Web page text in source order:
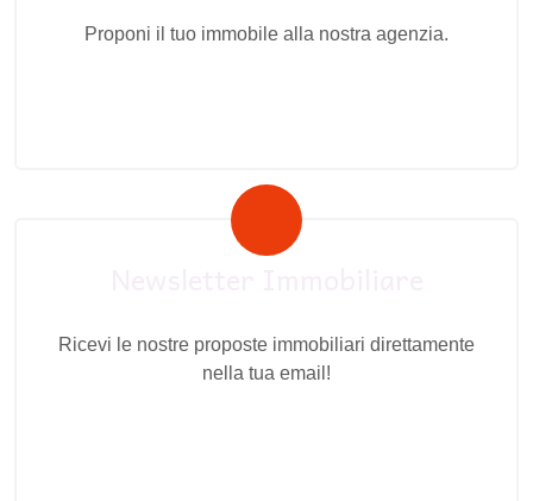
Proponi il tuo immobile alla nostra agenzia.
Ricevi le nostre proposte immobiliari direttamente
nella tua email!